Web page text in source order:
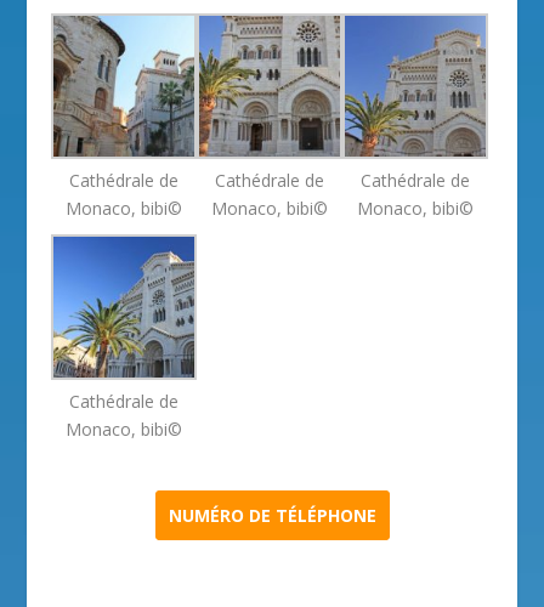
Cathédrale de
Monaco, bibi©
Cathédrale de
Monaco, bibi©
Cathédrale de
Monaco, bibi©
Cathédrale de
Monaco, bibi©
NUMÉRO DE TÉLÉPHONE